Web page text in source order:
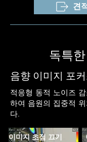
견
독특
음향 이미지 포
적응형 동적 노이즈
하여 음원의 집중적
다.
이미지 초점 끄기